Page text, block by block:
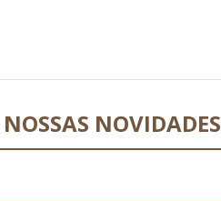
NOSSAS NOVIDADES